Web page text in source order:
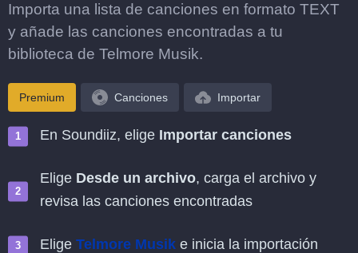
Importa una lista de canciones en formato TEXT
y añade las canciones encontradas a tu
biblioteca de Telmore Musik.
Premium Canciones Importar
En Soundiiz, elige Importar canciones
Elige Desde un archivo, carga el archivo y
revisa las canciones encontradas
Elige Telmore Musik e inicia la importación